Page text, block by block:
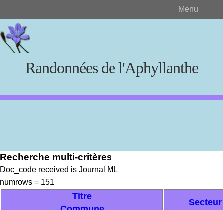
Randonnées de l'Aphyllanthe
Menu
Documents source
Recherche multi-critères
Doc_code received is Journal ML
numrows = 151
Titre
Secteur